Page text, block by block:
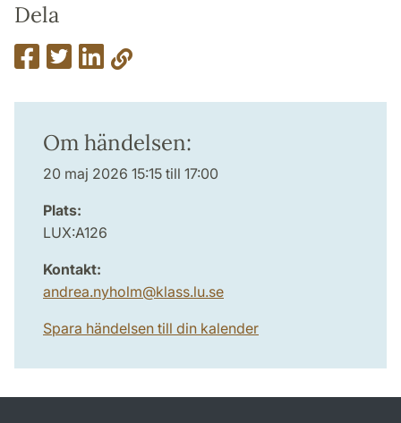
Dela
Om händelsen:
20 maj 2026 15:15 till 17:00
Plats:
LUX:A126
Kontakt:
andrea.nyholm@klass.lu.se
Spara händelsen till din kalender